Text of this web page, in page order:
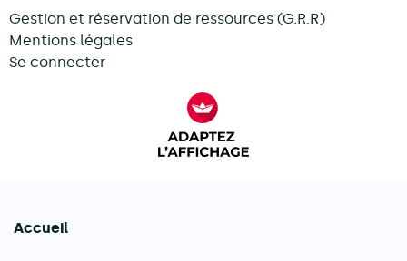
Gestion et réservation de ressources (G.R.R)
Mentions légales
Se connecter
FACIL'iti : Adaptez
Accueil